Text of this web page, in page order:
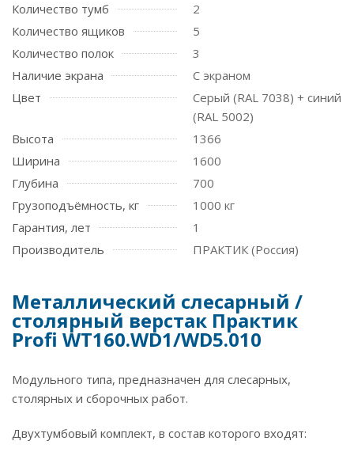
Количество тумб
2
Количество ящиков
5
Количество полок
3
Наличие экрана
С экраном
Цвет
Серый (RAL 7038) + синий
(RAL 5002)
Высота
1366
Ширина
1600
Глубина
700
Грузоподъёмность, кг
1000 кг
Гарантия, лет
1
Производитель
ПРАКТИК (Россия)
Металлический слесарный /
столярный верстак Практик
Profi WT160.WD1/WD5.010
Модульного типа, предназначен для слесарных,
столярных и сборочных работ.
Двухтумбовый комплект, в состав которого входят: